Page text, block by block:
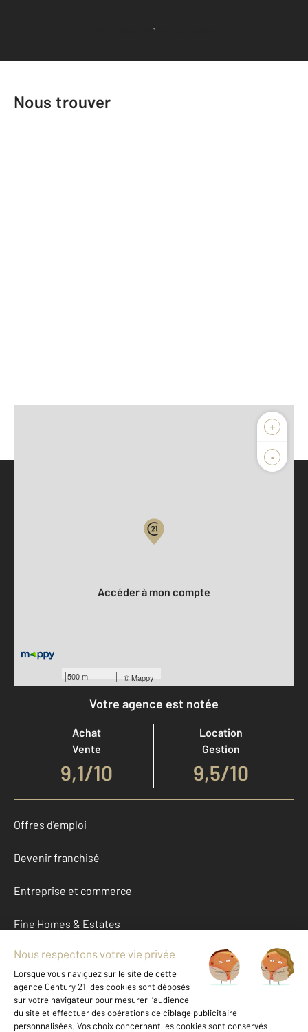
Voir tous les avis clients
Nous trouver
+
-
500 m ©Mappy
Accéder à mon compte
Votre agence est notée
Achat
Vente
9,1/10
Location
Gestion
9,5/10
Offres d'emploi
Devenir franchisé
Entreprise et commerce
Fine Homes & Estates
À propos
International
Nous contacter